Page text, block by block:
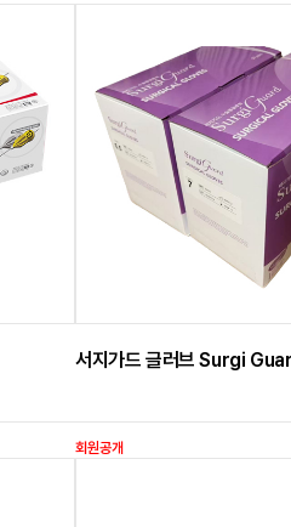
서지가드 글러브 Surgi
회원공개